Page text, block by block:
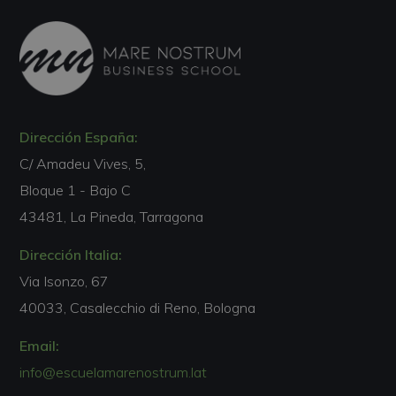
Dirección España:
C/ Amadeu Vives, 5,
Bloque 1 - Bajo C
43481, La Pineda, Tarragona
Dirección Italia:
Via Isonzo, 67
40033, Casalecchio di Reno, Bologna
Email:
info@escuelamarenostrum.lat